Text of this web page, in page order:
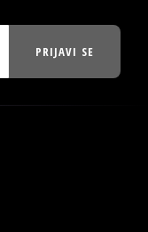
PRIJAVI SE